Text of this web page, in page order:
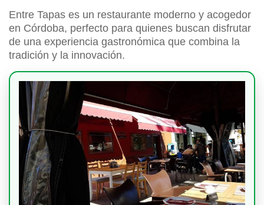
Entre Tapas es un restaurante moderno y acogedor
en Córdoba, perfecto para quienes buscan disfrutar
de una experiencia gastronómica que combina la
tradición y la innovación.